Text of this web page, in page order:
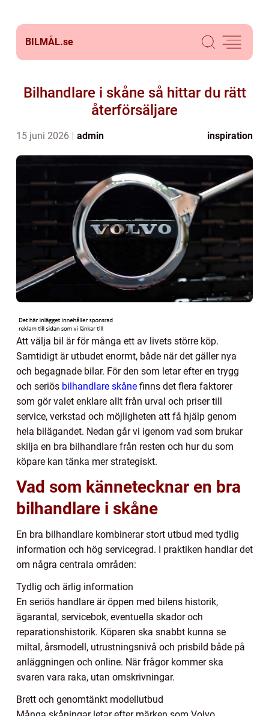
BILMÅL.se
Bilhandlare i skåne så hittar du rätt
återförsäljare
15 juni 2026 admin inspiration
Att välja bil är för många ett av livets större köp.
Samtidigt är utbudet enormt, både när det gäller nya
och begagnade bilar. För den som letar efter en trygg
och seriös bilhandlare skåne finns det flera faktorer
som gör valet enklare allt från urval och priser till
service, verkstad och möjligheten att få hjälp genom
hela bilägandet. Nedan går vi igenom vad som brukar
skilja en bra bilhandlare från resten och hur du som
köpare kan tänka mer strategiskt.
Vad som kännetecknar en bra
bilhandlare i skåne
En bra bilhandlare kombinerar stort utbud med tydlig
information och hög servicegrad. I praktiken handlar det
om några centrala områden:
Tydlig och ärlig information
En seriös handlare är öppen med bilens historik,
ägarantal, servicebok, eventuella skador och
reparationshistorik. Köparen ska snabbt kunna se
miltal, årsmodell, utrustningsnivå och prisbild både på
anläggningen och online. När frågor kommer ska
svaren vara raka, utan omskrivningar.
Brett och genomtänkt modellutbud